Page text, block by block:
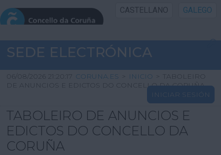
CASTELLANO GALEGO
INICIO SEDE
INICIO
INFORMACIÓN PÚBLICA
CARTAFOL CIDADÁN
SEDE ELECTRÓNICA
06/08/2026 21:20:17 CORUNA.ES > INICIO > TABOLEIRO
DE ANUNCIOS E EDICTOS DO CONCELLO DA CORUÑA
INICIAR SESIÓN
TABOLEIRO DE ANUNCIOS E
EDICTOS DO CONCELLO DA
CORUÑA